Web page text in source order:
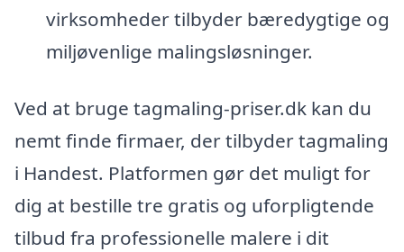
virksomheder tilbyder bæredygtige og
miljøvenlige malingsløsninger.
Ved at bruge tagmaling-priser.dk kan du
nemt finde firmaer, der tilbyder tagmaling
i Handest. Platformen gør det muligt for
dig at bestille tre gratis og uforpligtende
tilbud fra professionelle malere i dit